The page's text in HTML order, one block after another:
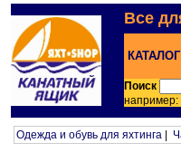
Все
КАТАЛОГ
Поиск
например:
Одежда и обувь для яхтинга